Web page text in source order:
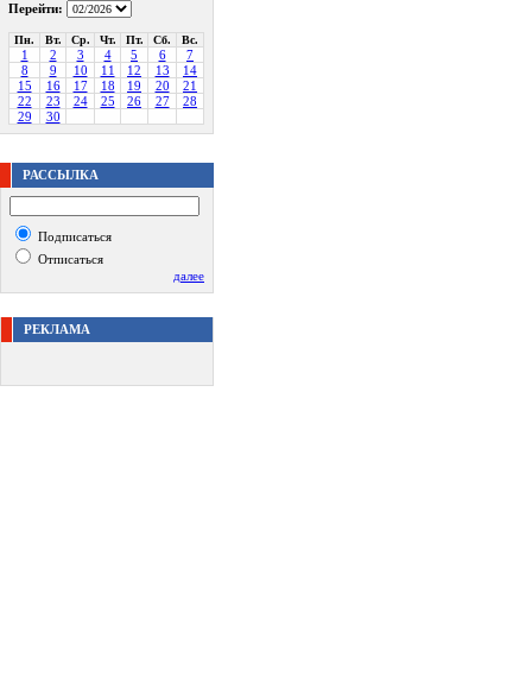
Перейти:
Пн. Вт. Ср. Чт. Пт. Сб. Вс.
1 2 3 4 5 6
7
8
9 10 11 12 13
14
15
16 17 18 19 20
21
22
23 24 25 26 27
28
29
30
РАССЫЛКА
Подписаться
Отписаться
далее
РЕКЛАМА